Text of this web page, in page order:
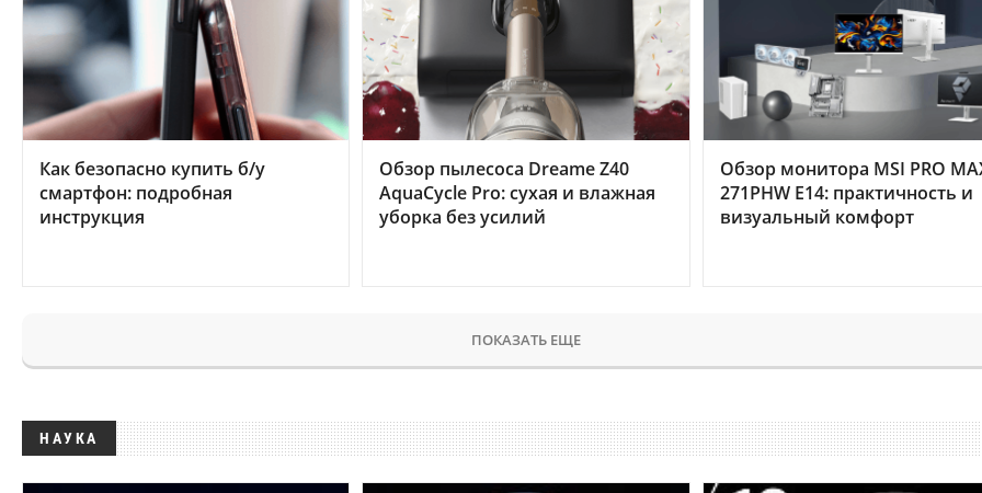
Как безопасно купить б/у
смартфон: подробная
инструкция
Обзор пылесоса Dreame Z40
AquaCycle Pro: сухая и влажная
уборка без усилий
Обзор монитора MSI PRO
271PHW E14: практичность и
визуальный комфорт
ПОКАЗАТЬ ЕЩЕ
НАУКА